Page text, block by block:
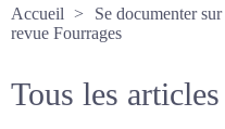
Accueil
Se
La revue Fourrages
Tous les